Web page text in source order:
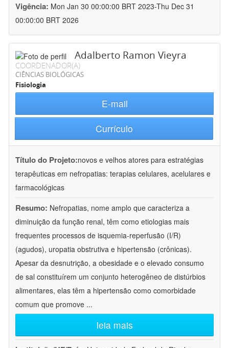
Vigência: Mon Jan 30 00:00:00 BRT 2023-Thu Dec 31
00:00:00 BRT 2026
Adalberto Ramon Vieyra
COORDENADOR(A)
CIÊNCIAS BIOLÓGICAS
Fisiologia
E-mail
Currículo
Título do Projeto:novos e velhos atores para estratégias
terapêuticas em nefropatias: terapias celulares, acelulares e
farmacológicas
Resumo: Nefropatias, nome amplo que caracteriza a
diminuição da função renal, têm como etiologias mais
frequentes processos de isquemia-reperfusão (I/R)
(agudos), uropatia obstrutiva e hipertensão (crônicas).
Apesar da desnutrição, a obesidade e o elevado consumo
de sal constituírem um conjunto heterogêneo de distúrbios
alimentares, elas têm a hipertensão como comorbidade
comum que promove ...
leia mais